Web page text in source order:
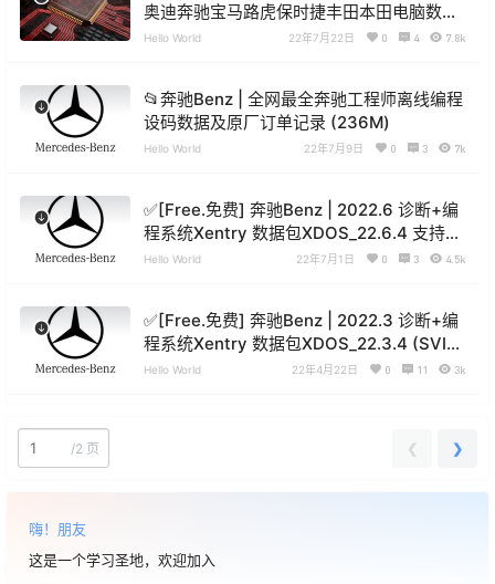
奥迪奔驰宝马路虎保时捷丰田本田电脑数据
轻混 电池修复数据 发动机变速箱方向机数
Hello World 22年7月22日 0 4 7.8k
📂奔驰Benz | 全网最全奔驰工程师离线编程
设码数据及原厂订单记录 (236M)
Hello World 22年7月9日 0 3 7k
✅[Free.免费] 奔驰Benz | 2022.6 诊断+编
程系统Xentry 数据包XDOS_22.6.4 支持新
款车型[不带破解文件]（20.4G）
Hello World 22年7月1日 0 3 4.5k
✅[Free.免费] 奔驰Benz | 2022.3 诊断+编
程系统Xentry 数据包XDOS_22.3.4 (SVIP
提供安装教程+破解文件+注册机Key)
Hello World 22年4月22日 0 11 3k
/2 页 ❮ ❯
嗨！朋友
这是一个学习圣地，欢迎加入